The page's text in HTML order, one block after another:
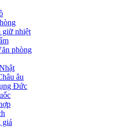
giữ nhiệt
phòng
âu
Đức
giá